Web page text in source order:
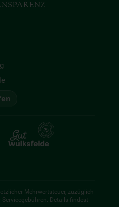
Mehrwertsteuer, zuzüglich
Details findest